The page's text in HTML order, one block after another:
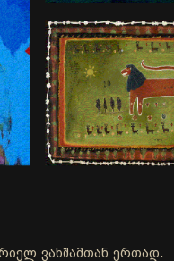
ვახშამთან ერთად.